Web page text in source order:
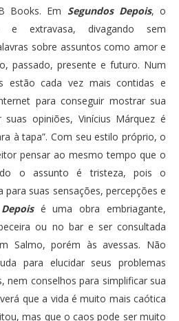
Books. Em Segundos Depois, o
extravasa, divagando sem
sobre assuntos como amor e
passado, presente e futuro. Num
estão cada vez mais contidas e
para conseguir mostrar sua
opiniões, Vinícius Márquez é
à tapa”. Com seu estilo próprio, o
pensar ao mesmo tempo que o
o assunto é tristeza, pois o
suas sensações, percepções e
é uma obra embriagante,
ou no bar e ser consultada
Salmo, porém às avessas. Não
para elucidar seus problemas
nem conselhos para simplificar sua
que a vida é muito mais caótica
mas que o caos pode ser muito